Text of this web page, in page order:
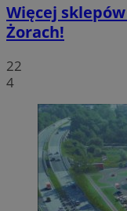
Więcej
Żorach!
22
4